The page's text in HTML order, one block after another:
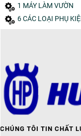
1 MÁY LÀM VƯỜN
6 CÁC LOẠI PHỤ
CHÚNG TÔI TIN CHẤT